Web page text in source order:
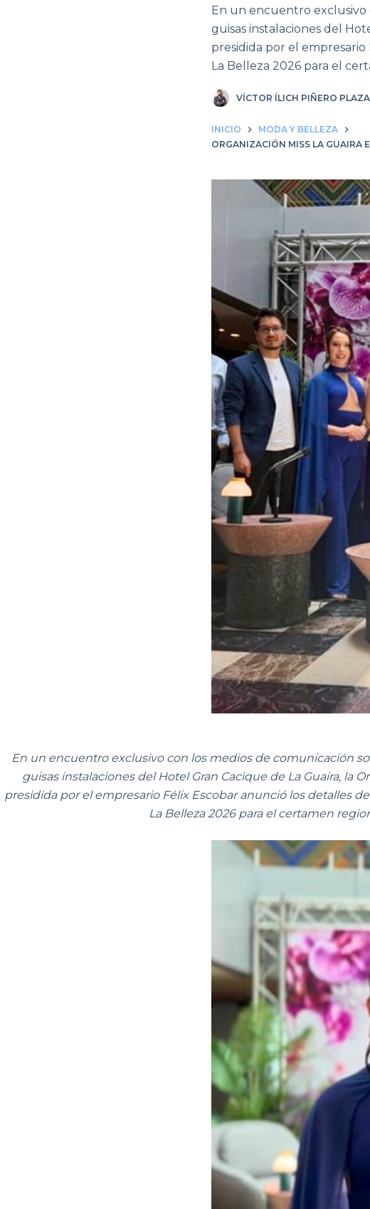
En un encuentro exclusivo
guisas instalaciones del
presidida por el
La Belleza 2026 para el
VÍCTOR ÍLICH PIÑERO PLAZA
INICIO
MODA Y BELLEZA
ORGANIZACIÓN MISS LA GUAIRA
En un encuentro exclusivo con los medios de comunicación
guisas instalaciones del Hotel Gran Cacique de La Guaira, la
presidida por el empresario Félix Escobar anunció los detalles
La Belleza 2026 para el certamen